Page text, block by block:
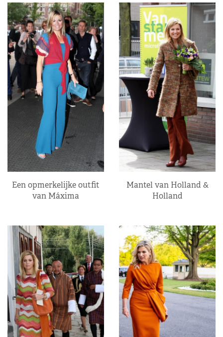
Een opmerkelijke outfit
van Máxima
Mantel van Holland &
Holland